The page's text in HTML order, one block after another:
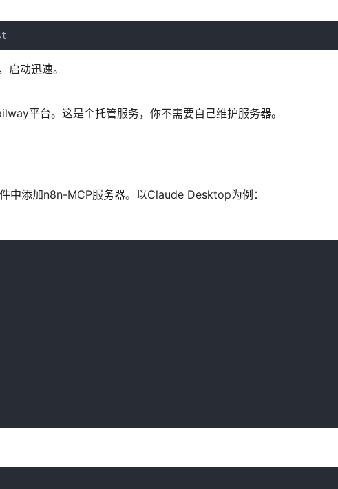
动迅速。
平台。这是个托管服务，你不需要自己维护服务器。
中添加n8n-MCP服务器。以Claude Desktop为例：